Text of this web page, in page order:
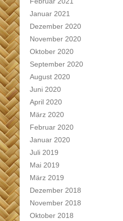
Januar 2021
Dezember 2020
November 2020
Oktober 2020
September 2020
August 2020
Juni 2020
April 2020
März 2020
Februar 2020
Januar 2020
Juli 2019
Mai 2019
März 2019
Dezember 2018
November 2018
Oktober 2018